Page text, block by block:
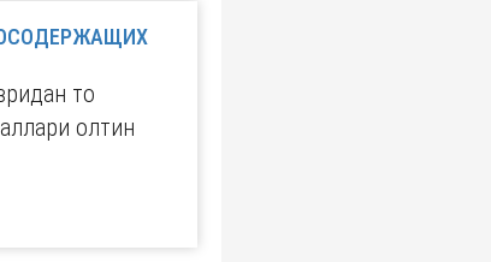
то
олтин